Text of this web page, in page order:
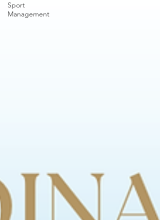
Sport
Management
secondo, il CISM (Comitato Italiano Scienze
Motorie) ha riunito un panel di massimi esperti